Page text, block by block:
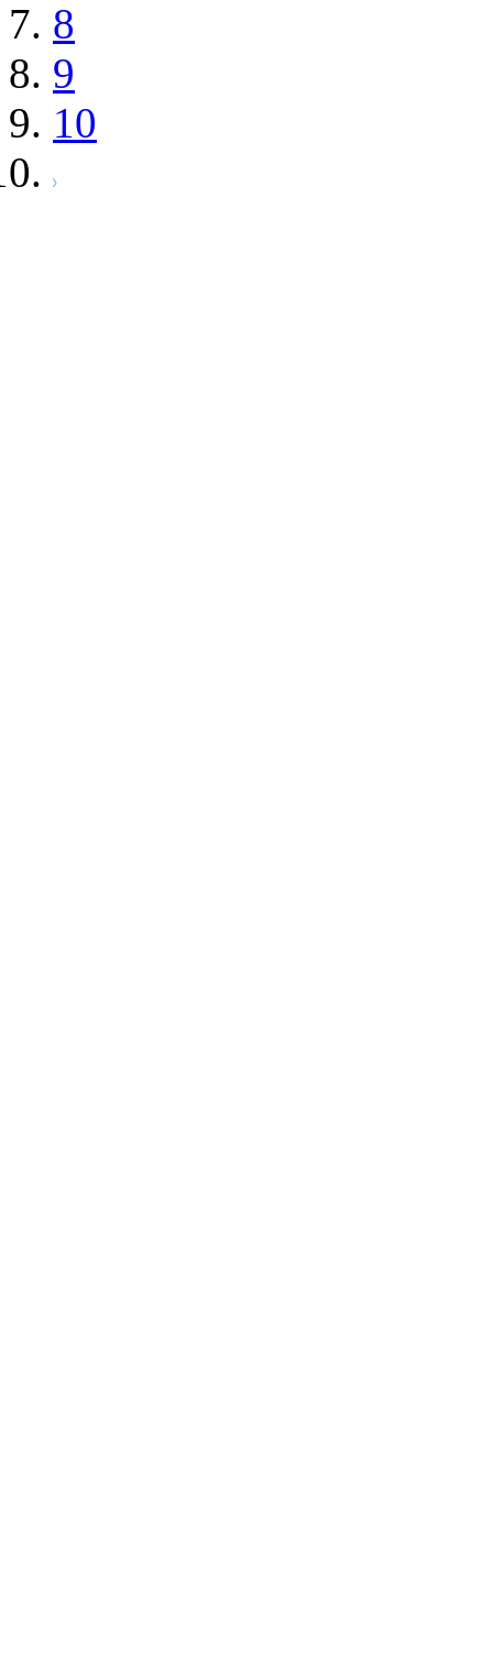
8
9
10